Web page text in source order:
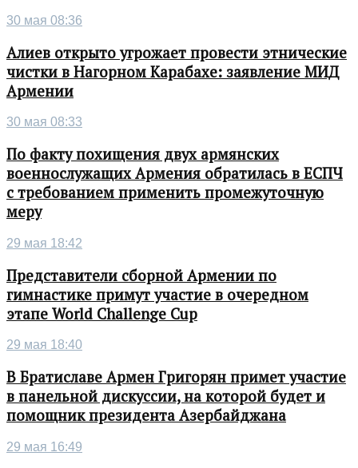
30 мая 08:36
Алиев открыто угрожает провести этнические
чистки в Нагорном Карабахе: заявление МИД
Армении
30 мая 08:33
По факту похищения двух армянских
военнослужащих Армения обратилась в ЕСПЧ
с требованием применить промежуточную
меру
29 мая 18:42
Представители сборной Армении по
гимнастике примут участие в очередном
этапе World Challenge Cup
29 мая 18:40
В Братиславе Армен Григорян примет участие
в панельной дискуссии, на которой будет и
помощник президента Азербайджана
29 мая 16:49